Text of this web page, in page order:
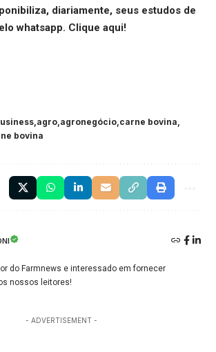
diariamente, seus estudos de
whatsapp. Clique aqui!
agro agronegócio carne bovina
bovina
do Farmnews e interessado em fornecer
nossos leitores!
- ADVERTISEMENT -